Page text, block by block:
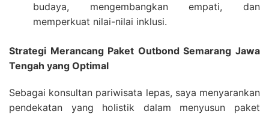
budaya, mengembangkan empati, dan
memperkuat nilai-nilai inklusi.
Strategi Merancang Paket Outbond Semarang Jawa
Tengah yang Optimal
Sebagai konsultan pariwisata lepas, saya menyarankan
pendekatan yang holistik dalam menyusun paket